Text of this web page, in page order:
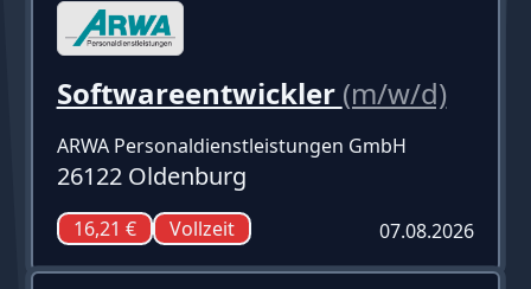
Softwareentwickler (m/w/d)
ARWA Personaldienstleistungen GmbH
26122 Oldenburg
16,21 € Vollzeit 07.08.2026